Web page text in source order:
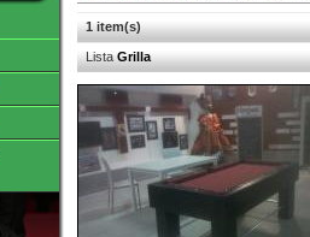
1 item(s)
ListaGrilla